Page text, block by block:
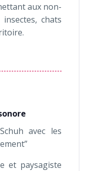
aux non-
chats
avec les
et paysagiste